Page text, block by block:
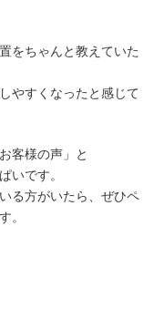
をちゃんと教えていた
やすくなったと感じて
客様の声」と
いです。
る方がいたら、ぜひペ
。